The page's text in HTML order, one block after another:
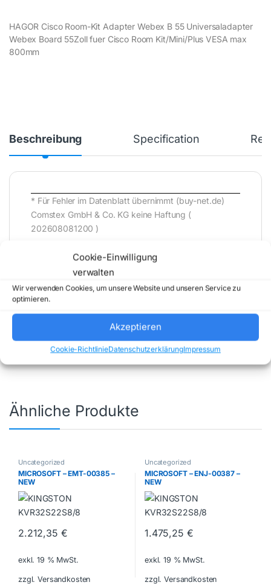
Cookie-Einwilligung
verwalten
Wir verwenden Cookies, um unsere Website und unseren Service zu
optimieren.
Akzeptieren
Cookie-RichtlinieDatenschutzerklärungImpressum
HAGOR Cisco Room-Kit Adapter Webex B 55 Universaladapter
Webex Board 55Zoll fuer Cisco Room Kit/Mini/Plus VESA max
800mm
Beschreibung Specification
* Für Fehler im Datenblatt übernimmt (buy-net.de)
Comstex GmbH & Co. KG keine Haftung (
202608081200 )
Artikelnummer:2901
Kategorie:
Marke:HAGOR
Ähnliche Produkte
Uncategorized
MICROSOFT – EMT-00385 –
NEW
2.212,35 €
exkl. 19 % MwSt.
zzgl. Versandkosten
Uncategorized
MICROSOFT – ENJ-00387 –
NEW
1.475,25 €
exkl. 19 % MwSt.
zzgl. Versandkosten